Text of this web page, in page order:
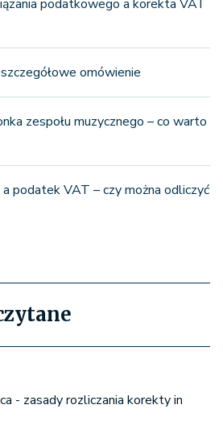
podatkowego a korekta VAT
omówienie
zespołu muzycznego – co warto
podatek VAT – czy można odliczyć
- zasady rozliczania korekty in